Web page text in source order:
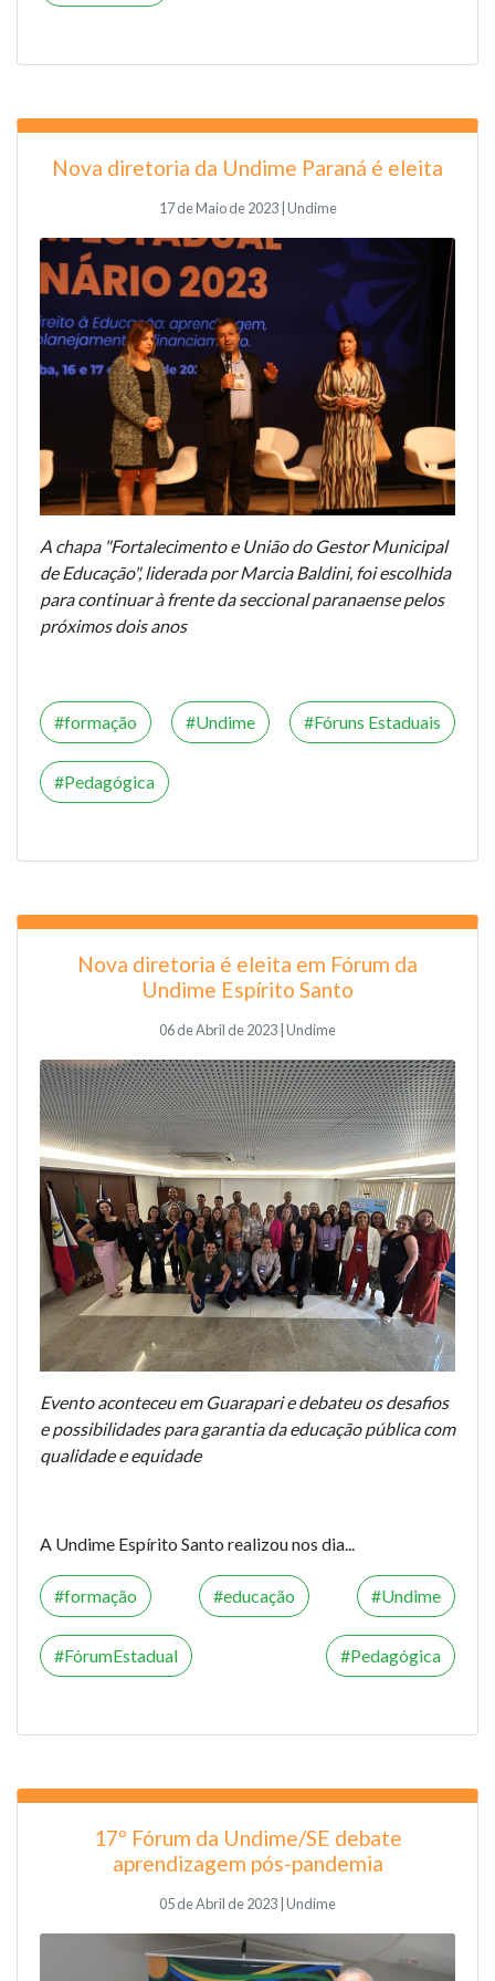
Nova diretoria da Undime Paraná é eleita
17 de Maio de 2023 | Undime
A chapa "Fortalecimento e União do Gestor Municipal
de Educação", liderada por Marcia Baldini, foi escolhida
para continuar à frente da seccional paranaense pelos
próximos dois anos
formação Undime Fóruns Estaduais
Pedagógica
Nova diretoria é eleita em Fórum da
Undime Espírito Santo
06 de Abril de 2023 | Undime
Evento aconteceu em Guarapari e debateu os desafios
e possibilidades para garantia da educação pública com
qualidade e equidade
A Undime Espírito Santo realizou nos dia...
formação educação Undime
FórumEstadual Pedagógica
17º Fórum da Undime/SE debate
aprendizagem pós-pandemia
05 de Abril de 2023 | Undime